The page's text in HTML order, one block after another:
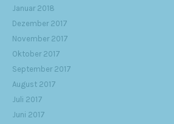
Januar 2018
Dezember 2017
November 2017
Oktober 2017
September 2017
August 2017
Juli 2017
Juni 2017